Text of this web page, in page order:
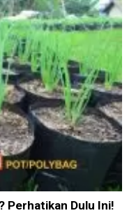
Perhatikan Dulu Ini!